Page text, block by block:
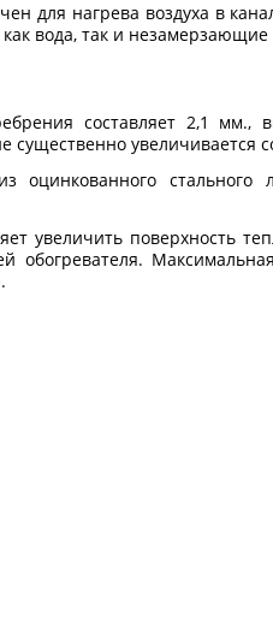
для нагрева воздуха в
как вода, так и незамерзающие
составляет 2,1
существенно
оцинкованного
увеличить поверхность
обогревателя.